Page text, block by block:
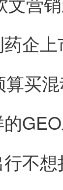
企
算买
不